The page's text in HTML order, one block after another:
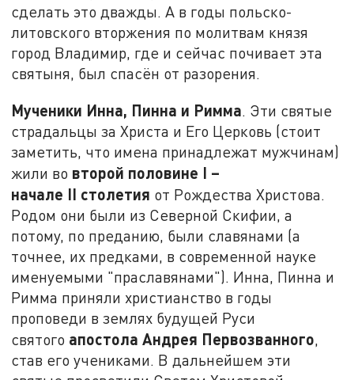
сделать это дважды. А в годы польско-
литовского вторжения по молитвам князя
город Владимир, где и сейчас почивает эта
святыня, был спасён от разорения.
Мученики Инна, Пинна и Римма. Эти святые
страдальцы за Христа и Его Церковь (стоит
заметить, что имена принадлежат мужчинам)
жили во второй половине I –
начале II столетия от Рождества Христова.
Родом они были из Северной Скифии, а
потому, по преданию, были славянами (а
точнее, их предками, в современной науке
именуемыми "праславянами"). Инна, Пинна и
Римма приняли христианство в годы
проповеди в землях будущей Руси
святого апостола Андрея Первозванного,
став его учениками. В дальнейшем эти